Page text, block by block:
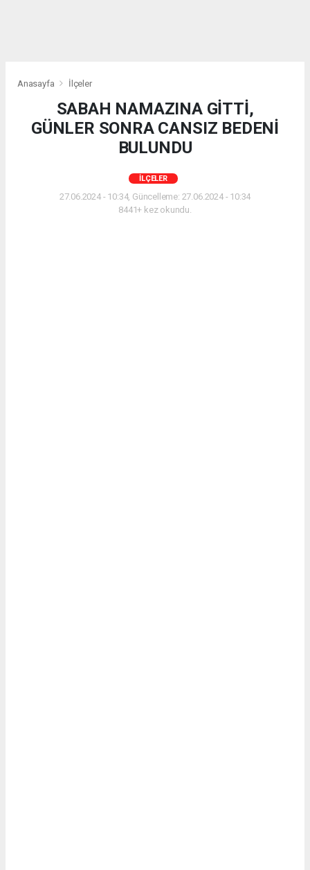
Anasayfa İlçeler
SABAH NAMAZINA GİTTİ,
GÜNLER SONRA CANSIZ BEDENİ
BULUNDU
İLÇELER
27.06.2024 - 10:34, Güncelleme: 27.06.2024 - 10:34
8441+ kez okundu.